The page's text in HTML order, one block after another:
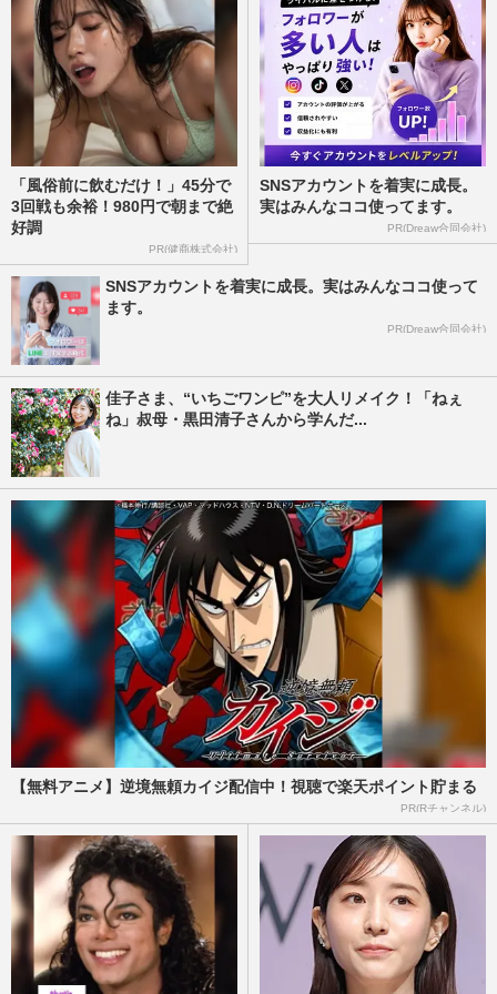
「風俗前に飲むだけ！」45分で
3回戦も余裕！980円で朝まで絶
好調
PR(健商株式会社)
SNSアカウントを着実に成長。
実はみんなココ使ってます。
PR(Dreaw合同会社)
SNSアカウントを着実に成長。実はみんなココ使って
ます。
PR(Dreaw合同会社)
佳子さま、“いちごワンピ”を大人リメイク！「ねぇ
ね」叔母・黒田清子さんから学んだ...
【無料アニメ】逆境無頼カイジ配信中！視聴で楽天ポイント貯まる
PR(Rチャンネル)